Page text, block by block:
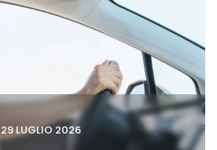
29 LUGLIO 2026